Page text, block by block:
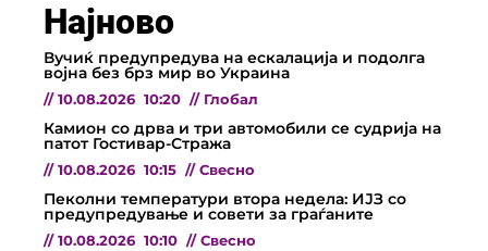
Најново
Вучиќ предупредува на ескалација и подолга
војна без брз мир во Украина
// 10.08.2026 10:20 // Глобал
Камион со дрва и три автомобили се судрија на
патот Гостивар-Стража
// 10.08.2026 10:15 // Свесно
Пеколни температури втора недела: ИЈЗ со
предупредување и совети за граѓаните
// 10.08.2026 10:10 // Свесно